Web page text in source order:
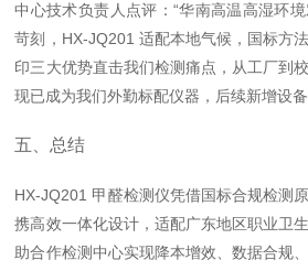
中心技术负责人点评 ：“华南高温高湿环
苛刻，HX-JQ201 适配本地气候，国标方
印三大优势直击我们检测痛点，从工厂到
现已成为我们外勤标配仪器，后续新增设
五、总结
HX-JQ201 甲醛检测仪凭借国标合规检测
携高效一体化设计，适配广东地区职业卫
助合作检测中心实现降本增效、数据合规